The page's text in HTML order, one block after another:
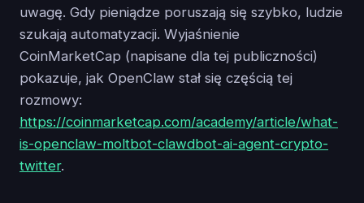
uwagę. Gdy pieniądze poruszają się szybko, ludzie
szukają automatyzacji. Wyjaśnienie
CoinMarketCap (napisane dla tej publiczności)
pokazuje, jak OpenClaw stał się częścią tej
rozmowy:
https://coinmarketcap.com/academy/article/what-
is-openclaw-moltbot-clawdbot-ai-agent-crypto-
twitter.